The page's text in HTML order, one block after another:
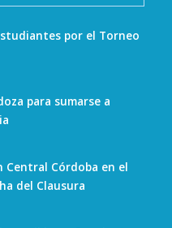
por el Torneo
para sumarse a
Central Córdoba en el
del Clausura